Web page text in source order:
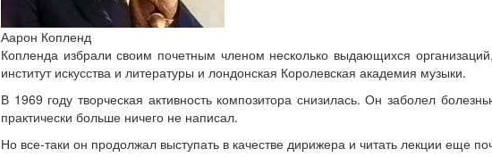
Аарон Копленд
Копленда избрали своим почетным членом несколько выдающихся
институт искусства и литературы и лондонская Королевская академия музыки.
В 1969 году творческая активность композитора снизилась. Он заболел
практически больше ничего не написал.
Но все-таки он продолжал выступать в качестве дирижера и читать лекции еще